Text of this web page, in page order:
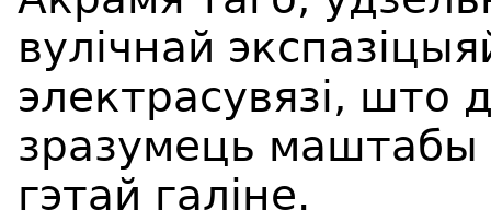
вулічнай
электрасувязі, што
зразумець маштабы
гэтай галіне.